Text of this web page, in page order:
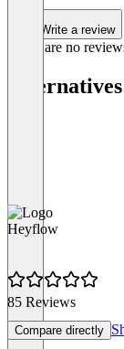
Write a review
There are no
Heyflow
85 Reviews
Compare directly